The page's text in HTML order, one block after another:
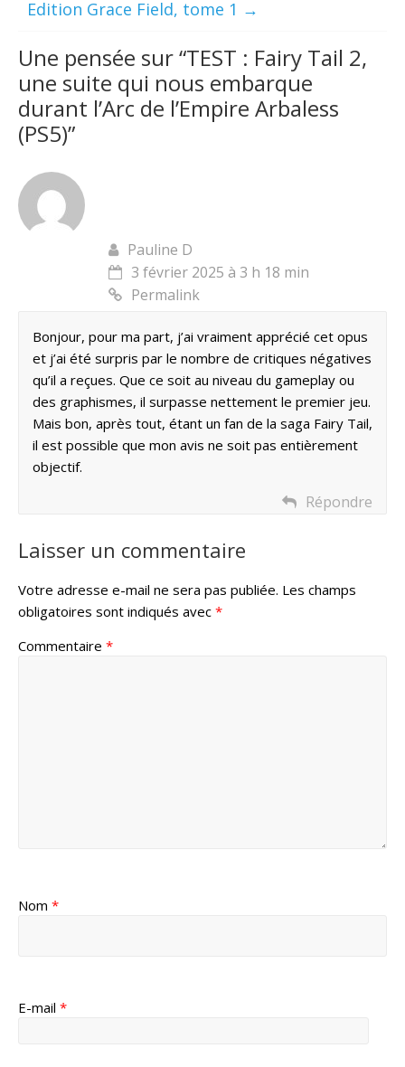
Edition Grace Field, tome 1 →
Une pensée sur “TEST : Fairy Tail 2,
une suite qui nous embarque
durant l’Arc de l’Empire Arbaless
(PS5)”
Pauline D
3 février 2025 à 3 h 18 min
Permalink
Bonjour, pour ma part, j’ai vraiment apprécié cet opus
et j’ai été surpris par le nombre de critiques négatives
qu’il a reçues. Que ce soit au niveau du gameplay ou
des graphismes, il surpasse nettement le premier jeu.
Mais bon, après tout, étant un fan de la saga Fairy Tail,
il est possible que mon avis ne soit pas entièrement
objectif.
Répondre
Laisser un commentaire
Votre adresse e-mail ne sera pas publiée. Les champs
obligatoires sont indiqués avec *
Commentaire *
Nom *
E-mail *